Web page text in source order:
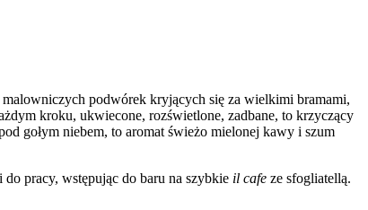
podwórek kryjących się za wielkimi bramami,
kroku, ukwiecone, rozświetlone, zadbane, to krzyczący
gołym niebem, to aromat świeżo mielonej kawy i szum
pracy, wstępując do baru na szybkie il cafe ze sfogliatellą.